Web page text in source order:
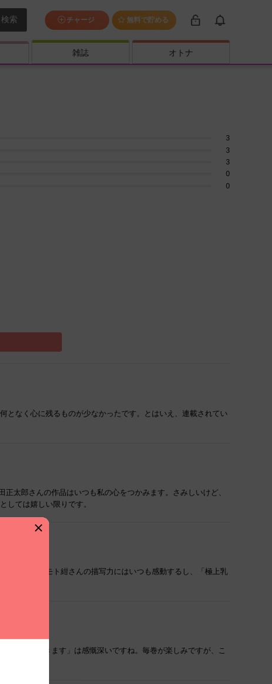
検索 チャージ 無料で貯める
雑誌 オトナ
3
3
3
0
0
となく心に残るものが少なかったです。とはいえ、連載されてい
太郎さんの作品はいつも私の心をつかみます。さみしいけど、
しては嬉しい限りです。
もの」ハルモト紺さんの描写力にはいつも感動するし、「極上乳
をいただきます」は感慨深いですね。毎巻が楽しみですが、こ